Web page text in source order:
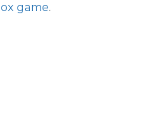
game.